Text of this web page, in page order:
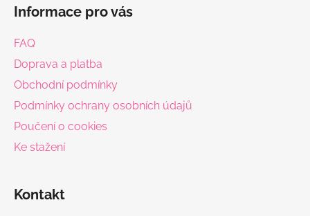
Informace pro vás
FAQ
Doprava a platba
Obchodní podmínky
Podmínky ochrany osobních údajů
Poučení o cookies
Ke stažení
Kontakt